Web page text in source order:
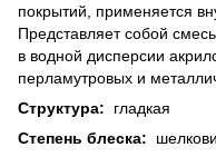
покрытий, применяется
Представляет собой
в водной дисперсии
перламутровых и
Структура: гладкая
Степень блеска: